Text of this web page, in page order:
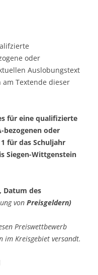
oder
Auslobungstext
Textende dieser
für eine qualifizierte
bezogenen oder
für das Schuljahr
Siegen-Wittgenstein
Datum des
von Preisgeldern)
Preiswettbewerb
im Kreisgebiet versandt.